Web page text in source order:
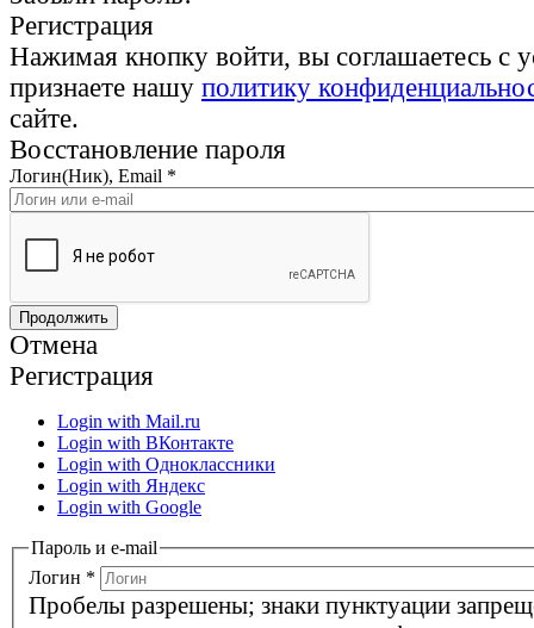
Регистрация
Нажимая кнопку войти, вы соглашаетесь с
признаете нашу политику
сайте.
Восстановление пароля
Логин(Ник), Email *
Отмена
Регистрация
Login with Mail.ru
Login with ВКонтакте
Login with Одноклассники
Login with Яндекс
Login with Google
Пароль и e-mail
Логин *
Пробелы разрешены; знаки пунктуации